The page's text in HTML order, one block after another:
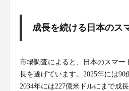
成長を続ける日本のス
市場調査によると、日本のスマー
長を遂げています。2025年には90
2034年には227億米ドルにまで成